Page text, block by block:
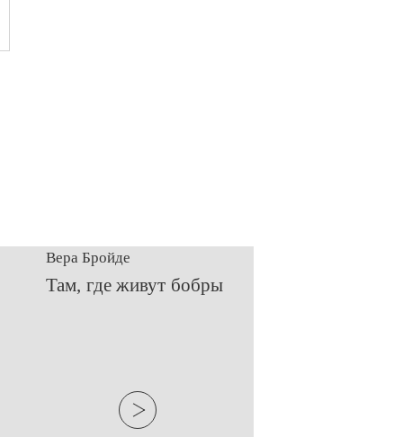
Вера Бройде
​Там, где живут бобры